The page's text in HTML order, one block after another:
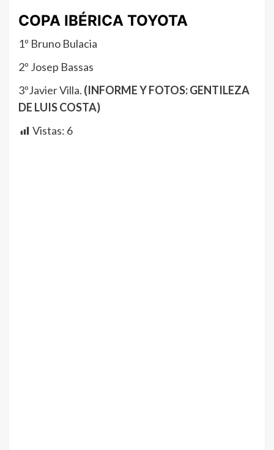
COPA IBÉRICA TOYOTA
1º Bruno Bulacia
2º Josep Bassas
3ºJavier Villa. (INFORME Y FOTOS: GENTILEZA
DE LUIS COSTA)
Vistas: 6